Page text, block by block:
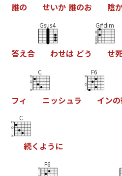
誰の せいか 誰のお 陰
答え合
Gsus4
わせは どう
G#dim
せ
フィ
C
ニッシュラ
F6
インの
C
続く よう に
F6